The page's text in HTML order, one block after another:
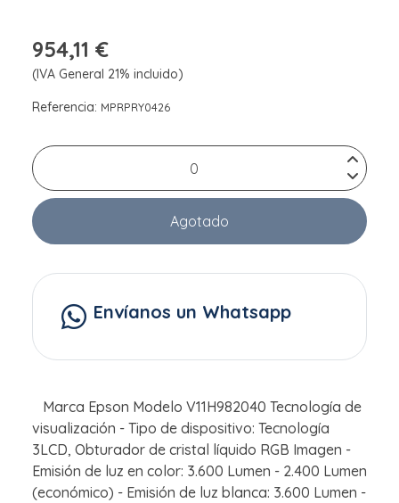
954,11 €
(IVA General 21% incluido)
Referencia: MPRPRY0426
Agotado
Envíanos un Whatsapp
Marca Epson Modelo V11H982040 Tecnología de
visualización - Tipo de dispositivo: Tecnología
3LCD, Obturador de cristal líquido RGB Imagen -
Emisión de luz en color: 3.600 Lumen - 2.400 Lumen
(económico) - Emisión de luz blanca: 3.600 Lumen -